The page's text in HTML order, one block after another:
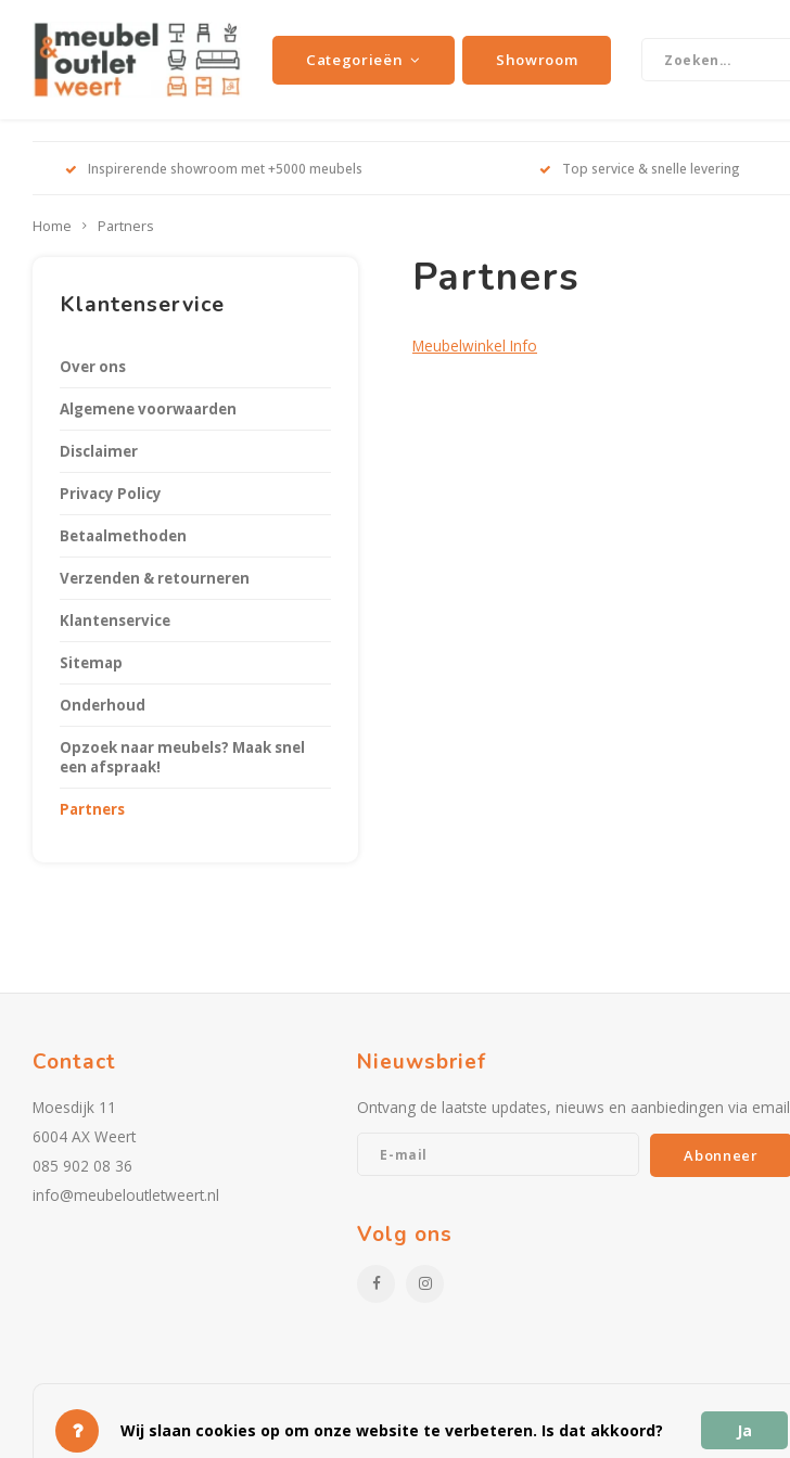
Categorieën Showroom
Inspirerende showroom met +5000 meubels Top service & snelle levering
Home Partners
Klantenservice
Over ons
Algemene voorwaarden
Disclaimer
Privacy Policy
Betaalmethoden
Verzenden & retourneren
Klantenservice
Sitemap
Onderhoud
Opzoek naar meubels? Maak snel
een afspraak!
Partners
Partners
Meubelwinkel Info
Contact
Moesdijk 11
6004 AX Weert
085 902 08 36
info@meubeloutletweert.nl
Nieuwsbrief
Ontvang de laatste updates, nieuws en aanbiedingen via email
Abonneer
Volg ons
Wij slaan cookies op om onze website te verbeteren. Is dat akkoord? Ja